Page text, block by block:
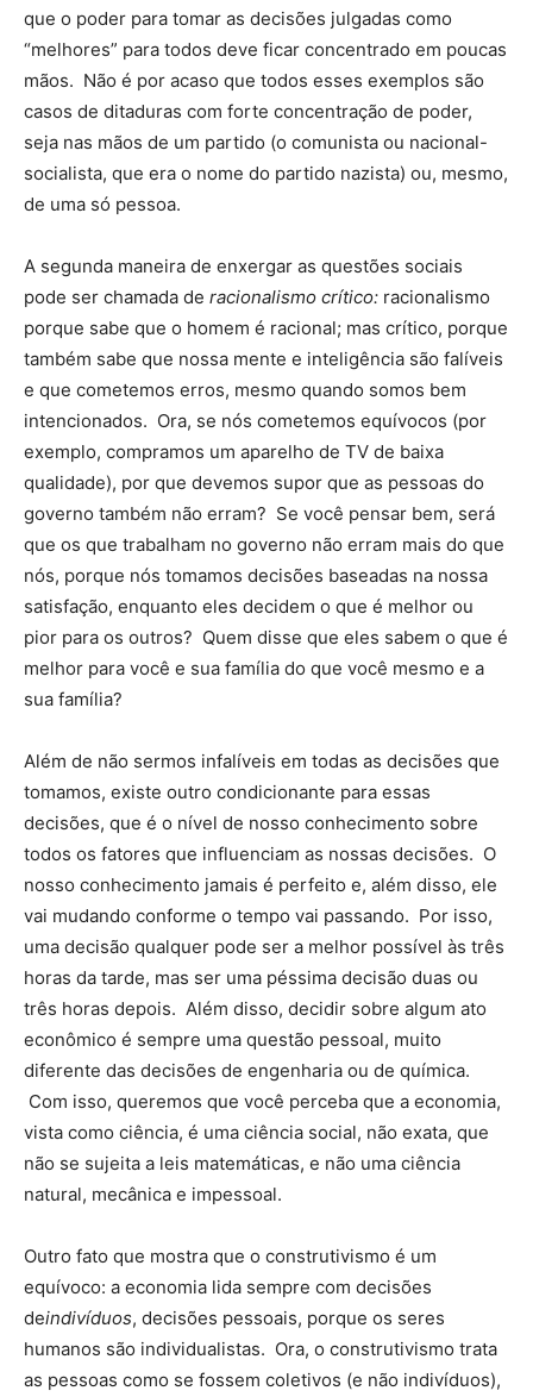
que o poder para tomar as decisões julgadas como
“melhores” para todos deve ficar concentrado em poucas
mãos. Não é por acaso que todos esses exemplos são
casos de ditaduras com forte concentração de poder,
seja nas mãos de um partido (o comunista ou nacional-
socialista, que era o nome do partido nazista) ou, mesmo,
de uma só pessoa.
A segunda maneira de enxergar as questões sociais
pode ser chamada de racionalismo crítico: racionalismo
porque sabe que o homem é racional; mas crítico, porque
também sabe que nossa mente e inteligência são falíveis
e que cometemos erros, mesmo quando somos bem
intencionados. Ora, se nós cometemos equívocos (por
exemplo, compramos um aparelho de TV de baixa
qualidade), por que devemos supor que as pessoas do
governo também não erram? Se você pensar bem, será
que os que trabalham no governo não erram mais do que
nós, porque nós tomamos decisões baseadas na nossa
satisfação, enquanto eles decidem o que é melhor ou
pior para os outros? Quem disse que eles sabem o que é
melhor para você e sua família do que você mesmo e a
sua família?
Além de não sermos infalíveis em todas as decisões que
tomamos, existe outro condicionante para essas
decisões, que é o nível de nosso conhecimento sobre
todos os fatores que influenciam as nossas decisões. O
nosso conhecimento jamais é perfeito e, além disso, ele
vai mudando conforme o tempo vai passando. Por isso,
uma decisão qualquer pode ser a melhor possível às três
horas da tarde, mas ser uma péssima decisão duas ou
três horas depois. Além disso, decidir sobre algum ato
econômico é sempre uma questão pessoal, muito
diferente das decisões de engenharia ou de química.
Com isso, queremos que você perceba que a economia,
vista como ciência, é uma ciência social, não exata, que
não se sujeita a leis matemáticas, e não uma ciência
natural, mecânica e impessoal.
Outro fato que mostra que o construtivismo é um
equívoco: a economia lida sempre com decisões
deindivíduos, decisões pessoais, porque os seres
humanos são individualistas. Ora, o construtivismo trata
as pessoas como se fossem coletivos (e não indivíduos),